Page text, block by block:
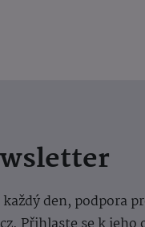
den, podpora